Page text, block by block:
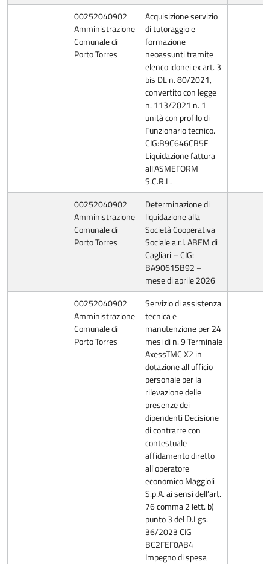
00252040902
Amministrazione
Comunale di
Porto Torres
Acquisizione servizio
di tutoraggio e
formazione
neoassunti tramite
elenco idonei ex art. 3
bis DL n. 80/2021,
convertito con legge
n. 113/2021 n. 1
unità con profilo di
Funzionario tecnico.
CIG:B9C646CB5F
Liquidazione fattura
all’ASMEFORM
S.C.R.L.
00252040902
Amministrazione
Comunale di
Porto Torres
Determinazione di
liquidazione alla
Società Cooperativa
Sociale a.r.l. ABEM di
Cagliari – CIG:
BA90615B92 –
mese di aprile 2026
00252040902
Amministrazione
Comunale di
Porto Torres
Servizio di assistenza
tecnica e
manutenzione per 24
mesi di n. 9 Terminale
AxessTMC X2 in
dotazione all'ufficio
personale per la
rilevazione delle
presenze dei
dipendenti Decisione
di contrarre con
contestuale
affidamento diretto
all'operatore
economico Maggioli
S.p.A. ai sensi dell’art.
76 comma 2 lett. b)
punto 3 del D.Lgs.
36/2023 CIG
BC2FEF0AB4
Impegno di spesa